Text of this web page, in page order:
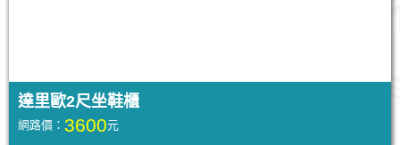
達里歐2尺坐鞋櫃
網路價： 3600元